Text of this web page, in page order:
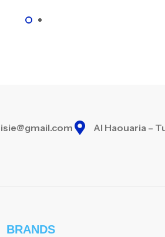
Al Haouaria –
BRANDS